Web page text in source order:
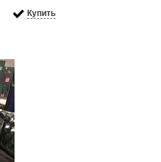
Купить